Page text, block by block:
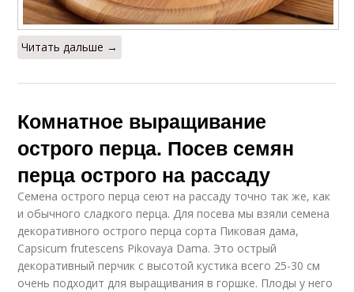
Читать дальше →
Комнатное выращивание
острого перца. Посев семян
перца острого на рассаду
Семена острого перца сеют на рассаду точно так же, как
и обычного сладкого перца. Для посева мы взяли семена
декоративного острого перца сорта Пиковая дама,
Capsicum frutescens Pikovaya Dama. Это острый
декоративный перчик с высотой кустика всего 25-30 см
очень подходит для выращивания в горшке. Плоды у него